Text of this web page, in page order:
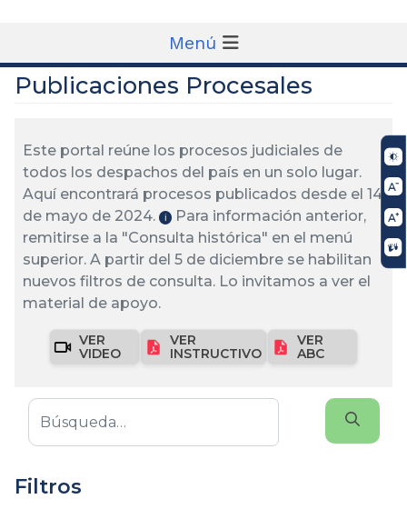
Menú
Publicaciones Procesales
Este portal reúne los procesos judiciales de
todos los despachos del país en un solo lugar.
Aquí encontrará procesos publicados desde el 14
de mayo de 2024.
ℹ️
Para información anterior,
remitirse a la "Consulta histórica" en el menú
superior. A partir del 5 de diciembre se habilitan
nuevos filtros de consulta. Lo invitamos a ver el
material de apoyo.
VER
VIDEO
VER
INSTRUCTIVO
VER
ABC
Filtros